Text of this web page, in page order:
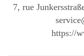
7, rue
https://